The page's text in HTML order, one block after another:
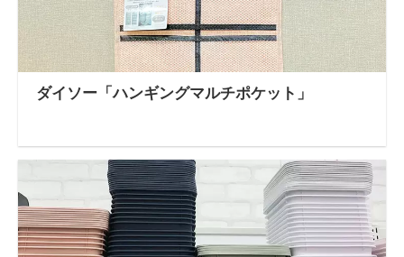
ダイソー「ハンギングマルチポケット」